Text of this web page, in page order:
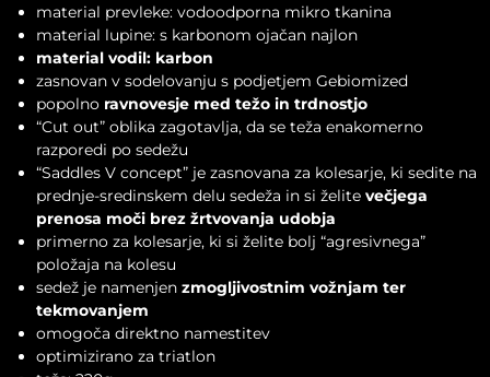
material prevleke: vodoodporna mikro tkanina
material lupine: s karbonom ojačan najlon
material vodil: karbon
zasnovan v sodelovanju s podjetjem Gebiomized
popolno ravnovesje med težo in trdnostjo
“Cut out” oblika zagotavlja, da se teža enakomerno
razporedi po sedežu
“Saddles V concept” je zasnovana za kolesarje, ki sedite na
prednje-sredinskem delu sedeža in si želite večjega
prenosa moči brez žrtvovanja udobja
primerno za kolesarje, ki si želite bolj “agresivnega”
položaja na kolesu
sedež je namenjenzmogljivostnim vožnjam ter
tekmovanjem
omogoča direktno namestitev
optimizirano za triatlon